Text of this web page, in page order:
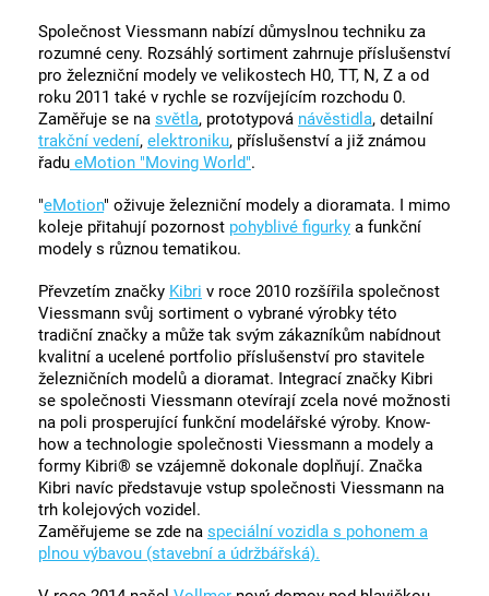
Společnost Viessmann nabízí důmyslnou techniku za
rozumné ceny. Rozsáhlý sortiment zahrnuje příslušenství
pro železniční modely ve velikostech H0, TT, N, Z a od
roku 2011 také v rychle se rozvíjejícím rozchodu 0.
Zaměřuje se na světla, prototypová návěstidla, detailní
trakční vedení, elektroniku, příslušenství a již známou
řadu eMotion "Moving World".
"eMotion" oživuje železniční modely a dioramata. I mimo
koleje přitahují pozornost pohyblivé figurky a funkční
modely s různou tematikou.
Převzetím značky Kibri v roce 2010 rozšířila společnost
Viessmann svůj sortiment o vybrané výrobky této
tradiční značky a může tak svým zákazníkům nabídnout
kvalitní a ucelené portfolio příslušenství pro stavitele
železničních modelů a dioramat. Integrací značky Kibri
se společnosti Viessmann otevírají zcela nové možnosti
na poli prosperující funkční modelářské výroby. Know-
how a technologie společnosti Viessmann a modely a
formy Kibri® se vzájemně dokonale doplňují. Značka
Kibri navíc představuje vstup společnosti Viessmann na
trh kolejových vozidel.
Zaměřujeme se zde na speciální vozidla s pohonem a
plnou výbavou (stavební a údržbářská).